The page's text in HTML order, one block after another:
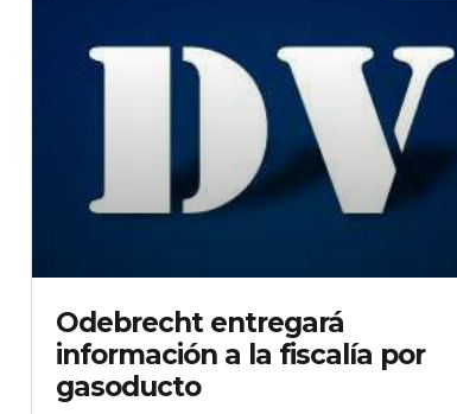
Odebrecht entregará
información a la fiscalía por
gasoducto